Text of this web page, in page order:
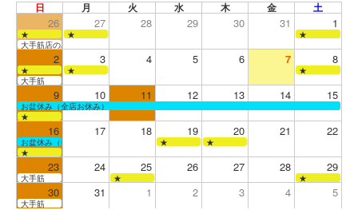
日 月 火 水 木 金 土
26 27 28 29 30 31 1
★ ★
★
大手筋店のみ営業
2 3 4 5 6 7 8
★ ★
★
大手筋
9 10 11 12 13 14 15
お盆休み（全店お休み）
★
16 17 18 19 20 21 22
お盆休み（全店お休み） ★
★
★
23 24 25 26 27 28 29
大手筋 ★ ★
30 31 1 2 3 4 5
大手筋